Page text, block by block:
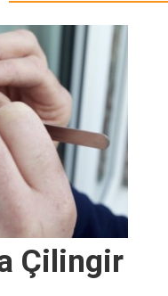
Çilingir